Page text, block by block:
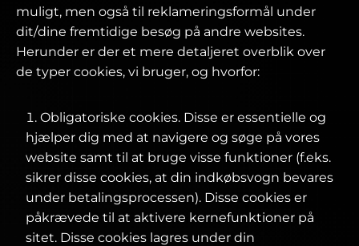
muligt, men også til reklameringsformål under
dit/dine fremtidige besøg på andre websites.
Herunder er der et mere detaljeret overblik over
de typer cookies, vi bruger, og hvorfor:
Obligatoriske cookies. Disse er essentielle og
hjælper dig med at navigere og søge på vores
website samt til at bruge visse funktioner (f.eks.
sikrer disse cookies, at din indkøbsvogn bevares
under betalingsprocessen). Disse cookies er
påkrævede til at aktivere kernefunktioner på
sitet. Disse cookies lagres under din